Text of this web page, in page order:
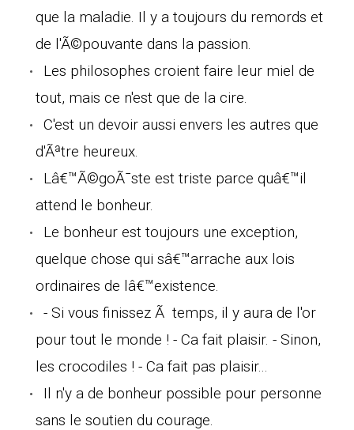
que la maladie. Il y a toujours du remords et
de l'Ã©pouvante dans la passion.
Les philosophes croient faire leur miel de
tout, mais ce n'est que de la cire.
C'est un devoir aussi envers les autres que
d'Ãªtre heureux.
Lâ€™Ã©goÃ¯ste est triste parce quâ€™il
attend le bonheur.
Le bonheur est toujours une exception,
quelque chose qui sâ€™arrache aux lois
ordinaires de lâ€™existence.
- Si vous finissez Ã temps, il y aura de l'or
pour tout le monde ! - Ca fait plaisir. - Sinon,
les crocodiles ! - Ca fait pas plaisir...
Il n'y a de bonheur possible pour personne
sans le soutien du courage.